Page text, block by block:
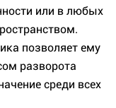
или в любых
позволяет ему
разворота
среди всех